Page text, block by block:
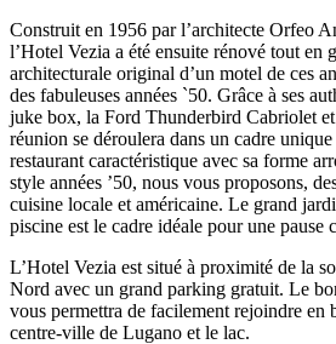
Construit en 1956 par l’architecte Orfeo
l’Hotel Vezia a été ensuite rénové tout en
architecturale original d’un motel de ces
des fabuleuses années `50. Grâce à ses
juke box, la Ford Thunderbird Cabriolet
réunion se déroulera dans un cadre
restaurant caractéristique avec sa forme
style années ’50, nous vous proposons,
cuisine locale et américaine. Le grand
piscine est le cadre idéale pour une pause
L’Hotel Vezia est situé à proximité de la
Nord avec un grand parking gratuit. Le
vous permettra de facilement rejoindre en
centre-ville de Lugano et le lac.